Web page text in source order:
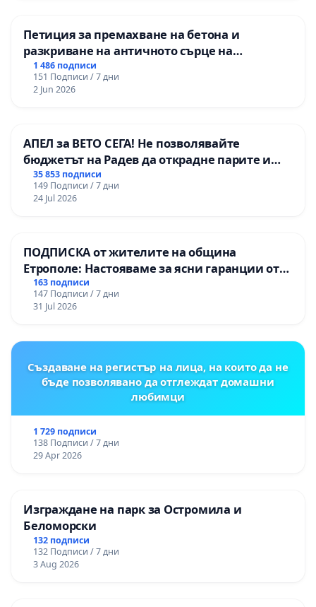
Петиция за премахване на бетона и
разкриване на античното сърце на
Могиланската могила във Враца
1 486 подписи
151 Подписи / 7 дни
2 Jun 2026
АПЕЛ за ВЕТО СЕГА! Не позволявайте
бюджетът на Радев да открадне парите и
правата ни в тъмното
35 853 подписи
149 Подписи / 7 дни
24 Jul 2026
ПОДПИСКА от жителите на община
Етрополе: Настояваме за ясни гаранции от
“Елаците-МЕД” АД и от държавата, че ще се
изпълнят всички екологични норми!
163 подписи
147 Подписи / 7 дни
31 Jul 2026
Създаване на регистър на лица, на които да не
бъде позволявано да отглеждат домашни
любимци
1 729 подписи
138 Подписи / 7 дни
29 Apr 2026
Изграждане на парк за Остромила и
Беломорски
132 подписи
132 Подписи / 7 дни
3 Aug 2026